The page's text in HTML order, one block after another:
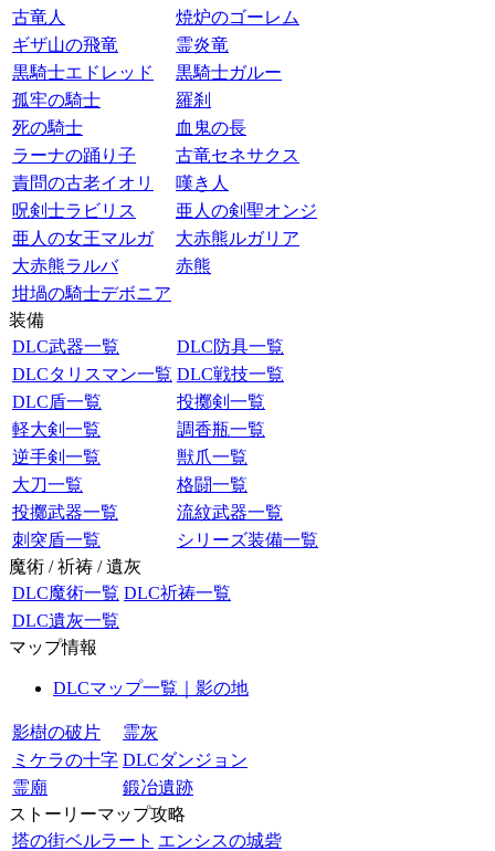
古竜人
焼炉のゴーレム
ギザ山の飛竜
霊炎竜
黒騎士エドレッド
黒騎士ガルー
孤牢の騎士
羅刹
死の騎士
血鬼の長
ラーナの踊り子
古竜セネサクス
責問の古老イオリ
嘆き人
呪剣士ラビリス
亜人の剣聖オンジ
亜人の女王マルガ
大赤熊ルガリア
大赤熊ラルバ
赤熊
坩堝の騎士デボニア
装備
DLC武器一覧
DLC防具一覧
DLCタリスマン一覧 DLC戦技一覧
DLC盾一覧
投擲剣一覧
軽大剣一覧
調香瓶一覧
逆手剣一覧
獣爪一覧
大刀一覧
格闘一覧
投擲武器一覧
流紋武器一覧
刺突盾一覧
シリーズ装備一覧
魔術 / 祈祷 / 遺灰
DLC魔術一覧 DLC祈祷一覧
DLC遺灰一覧
マップ情報
DLCマップ一覧｜影の地
影樹の破片
霊灰
ミケラの十字 DLCダンジョン
霊廟
鍛冶遺跡
ストーリーマップ攻略
塔の街ベルラート エンシスの城砦